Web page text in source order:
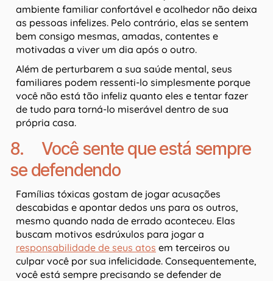
ambiente familiar confortável e acolhedor não deixa
as pessoas infelizes. Pelo contrário, elas se sentem
bem consigo mesmas, amadas, contentes e
motivadas a viver um dia após o outro.
Além de perturbarem a sua saúde mental, seus
familiares podem ressenti-lo simplesmente porque
você não está tão infeliz quanto eles e tentar fazer
de tudo para torná-lo miserável dentro de sua
própria casa.
8. Você sente que está sempre
se defendendo
Famílias tóxicas gostam de jogar acusações
descabidas e apontar dedos uns para os outros,
mesmo quando nada de errado aconteceu. Elas
buscam motivos esdrúxulos para jogar a
responsabilidade de seus atos em terceiros ou
culpar você por sua infelicidade. Consequentemente,
você está sempre precisando se defender de